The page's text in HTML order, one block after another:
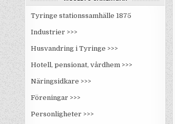
Tyringe stationssamhälle 1875
Industrier >>>
Husvandring i Tyringe >>>
Hotell, pensionat, vårdhem >>>
Näringsidkare >>>
Föreningar >>>
Personligheter >>>